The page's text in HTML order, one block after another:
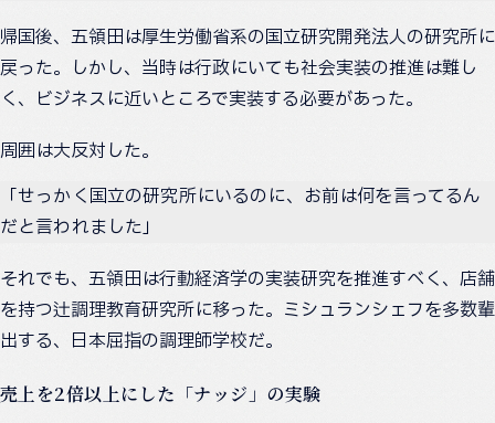
帰国後、五領田は厚生労働省系の国立研究開発法人の研究所に
戻った。しかし、当時は行政にいても社会実装の推進は難し
く、ビジネスに近いところで実装する必要があった。
周囲は大反対した。
「せっかく国立の研究所にいるのに、お前は何を言ってるん
だと言われました」
それでも、五領田は行動経済学の実装研究を推進すべく、店舗
を持つ辻調理教育研究所に移った。ミシュランシェフを多数輩
出する、日本屈指の調理師学校だ。
売上を2倍以上にした「ナッジ」の実験